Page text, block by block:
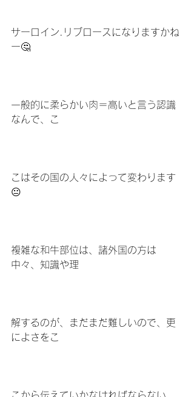
サーロイン.リブロースになりますかね
ー🤔
一般的に柔らかい肉＝高いと言う認識
なんで、こ
こはその国の人々によって変わります
😐
複雑な和牛部位は、諸外国の方は
中々、知識や理
解するのが、まだまだ難しいので、更
によさをこ